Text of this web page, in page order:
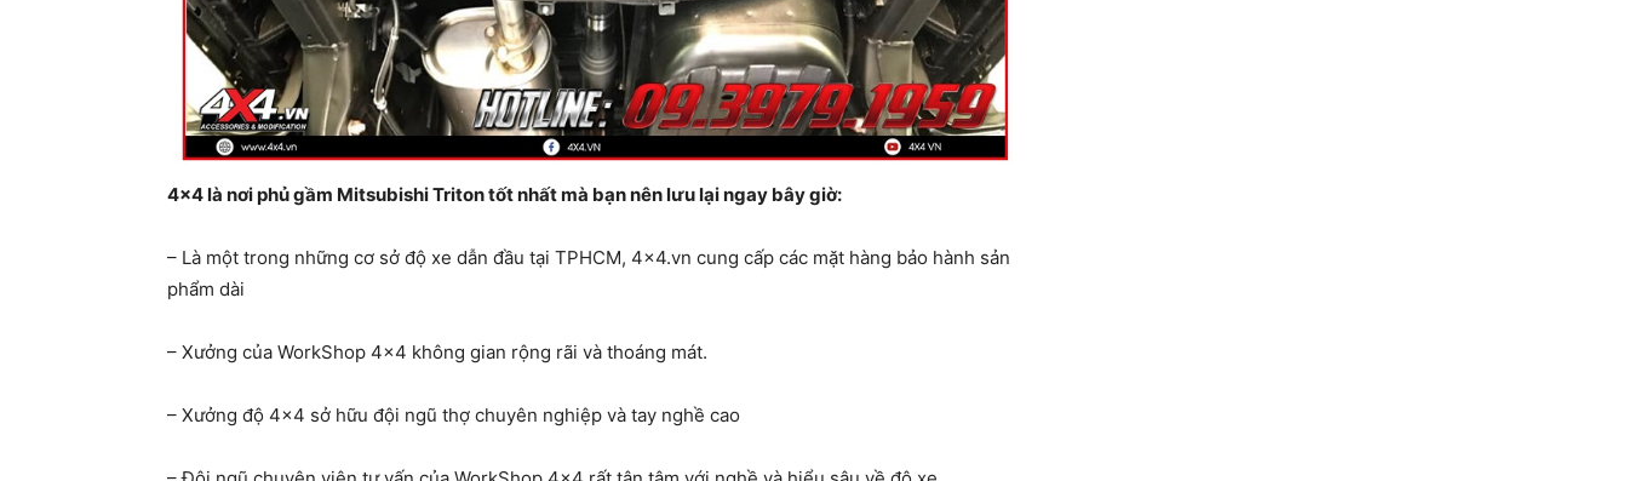
4×4 là nơi phủ gầm Mitsubishi Triton tốt nhất mà bạn nên lưu lại ngay bây giờ:
– Là một trong những cơ sở độ xe dẫn đầu tại TPHCM, 4×4.vn cung cấp các mặt hàng bảo hành sản
phẩm dài
– Xưởng của WorkShop 4×4 không gian rộng rãi và thoáng mát.
– Xưởng độ 4×4 sở hữu đội ngũ thợ chuyên nghiệp và tay nghề cao